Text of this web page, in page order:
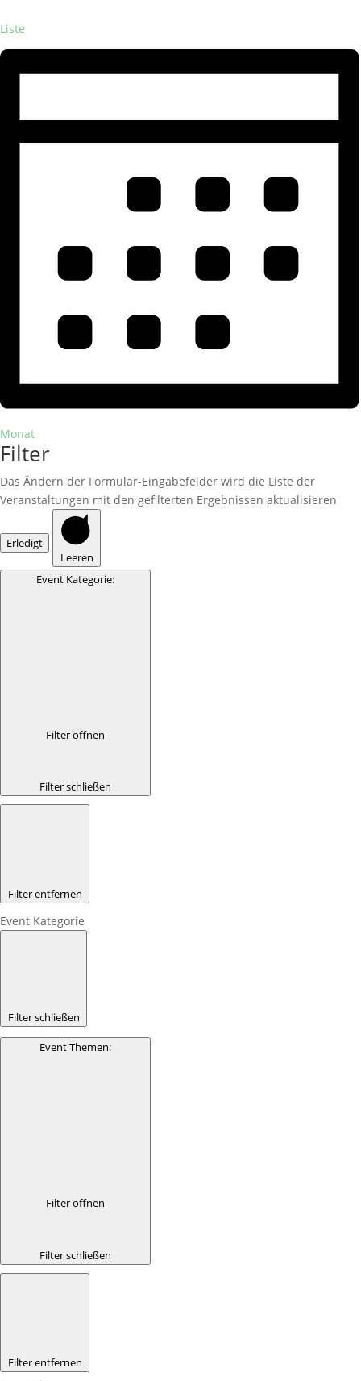
Liste
Monat
Filter
Das Ändern der Formular-Eingabefelder wird die Liste der
Veranstaltungen mit den gefilterten Ergebnissen aktualisieren
Erledigt
Leeren
Event Kategorie:
Filter öffnen
Filter schließen
Filter entfernen
Event Kategorie
Filter schließen
Event Themen:
Filter öffnen
Filter schließen
Filter entfernen